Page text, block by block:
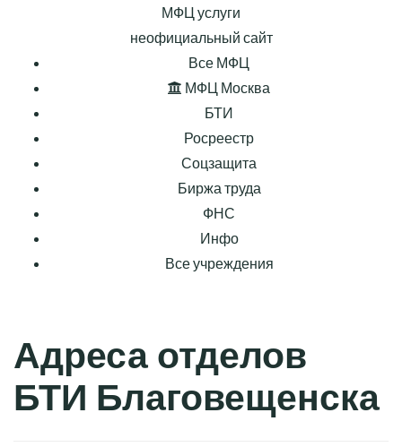
МФЦ услуги
неофициальный сайт
Все МФЦ
МФЦ Москва
БТИ
Росреестр
Соцзащита
Биржа труда
ФНС
Инфо
Все учреждения
Адреса отделов
БТИ Благовещенска